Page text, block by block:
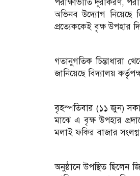
পরীক্ষাভীতি দূরীকরণ,
অভিনব উদ্যোগ নিয়েছে
প্রত্যেককেই বৃক্ষ উপহার
গতানুগতিক চিন্তাধারা
জানিয়েছে বিদ্যালয়
বৃহস্পতিবার (১১ জুন)
মাঝে এ বৃক্ষ উপহার
মলাই ফকির বাজার
অনুষ্ঠানে উপস্থিত